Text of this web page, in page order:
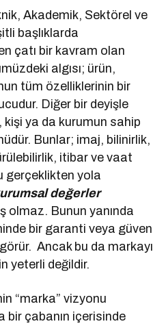
Akademik, Sektörel ve
başlıklarda
çatı bir kavram olan
algısı; ürün,
tüm özelliklerinin bir
Diğer bir deyişle
ya da kurumun sahip
Bunlar; imaj, bilinirlik,
itibar ve vaat
gerçeklikten yola
değerler
olmaz. Bunun yanında
bir garanti veya güven
Ancak bu da markayı
yeterli değildir.
“marka” vizyonu
bir çabanın içerisinde